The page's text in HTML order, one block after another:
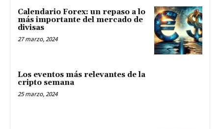
Calendario Forex: un repaso a lo
más importante del mercado de
divisas
27 marzo, 2024
Los eventos más relevantes de la
cripto semana
25 marzo, 2024